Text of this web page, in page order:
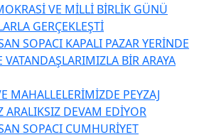
VE MİLLİ BİRLİK GÜNÜ
GERÇEKLEŞTİ
SOPACI KAPALI PAZAR YERİNDE
VATANDAŞLARIMIZLA BİR ARAYA
MAHALLELERİMİZDE PEYZAJ
ARALIKSIZ DEVAM EDİYOR
SOPACI CUMHURİYET